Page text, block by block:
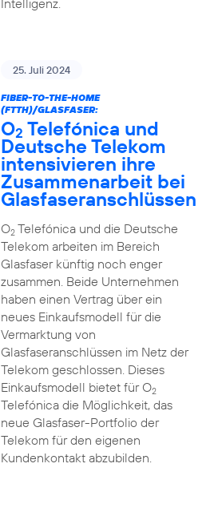
Intelligenz.
25. Juli 2024
FIBER-TO-THE-HOME
(FTTH)/GLASFASER:
O2 Telefónica und
Deutsche Telekom
intensivieren ihre
Zusammenarbeit bei
Glasfaseranschlüssen
O2Telefónica und die Deutsche
Telekom arbeiten im Bereich
Glasfaser künftig noch enger
zusammen. Beide Unternehmen
haben einen Vertrag über ein
neues Einkaufsmodell für die
Vermarktung von
Glasfaseranschlüssen im Netz der
Telekom geschlossen. Dieses
Einkaufsmodell bietet für O2
Telefónica die Möglichkeit, das
neue Glasfaser-Portfolio der
Telekom für den eigenen
Kundenkontakt abzubilden.